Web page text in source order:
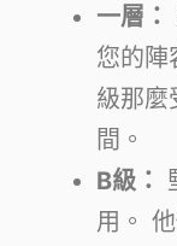
一層：
您的陣
級那麼
間。
B級：
用。